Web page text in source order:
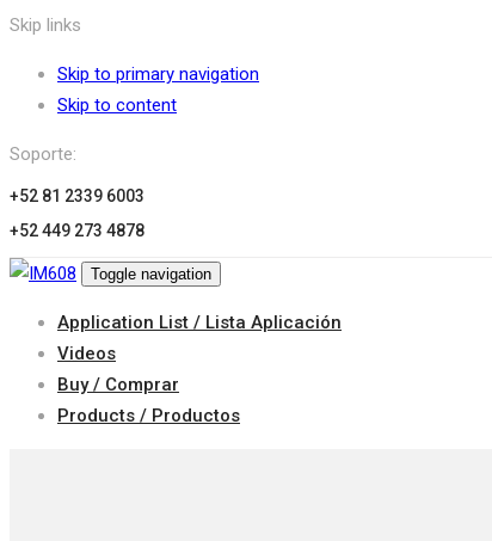
Skip links
Skip to primary navigation
Skip to content
Soporte:
+52 81 2339 6003
+52 449 273 4878
Toggle navigation
Application List / Lista Aplicación
Videos
Buy / Comprar
Products / Productos